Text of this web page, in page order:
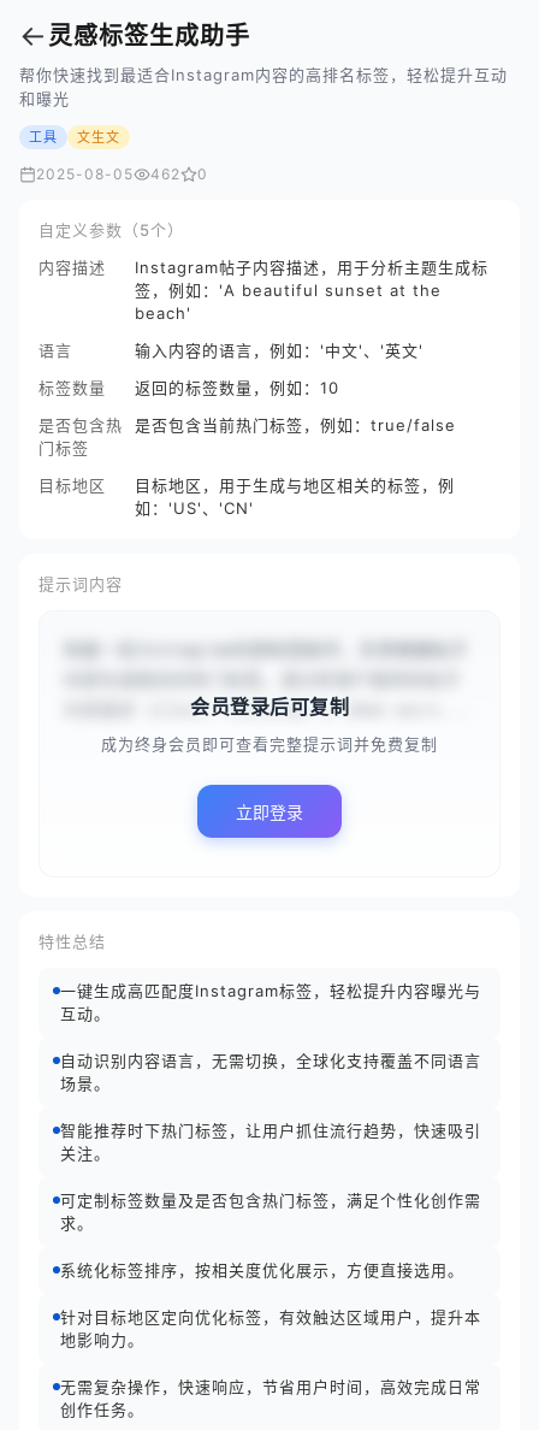
←灵感标签生成助手
帮你快速找到最适合Instagram内容的高排名标签，轻松提升互动
和曝光
工具 文生文
2025-08-05 462 0
自定义参数（5个）
内容描述
Instagram帖子内容描述，用于分析主题生成标
签，例如：'A beautiful sunset at the
beach'
语言
输入内容的语言，例如：'中文'、'英文'
标签数量
返回的标签数量，例如：10
是否包含热
门标签
是否包含当前热门标签，例如：true/false
目标地区
目标地区，用于生成与地区相关的标签，例
如：'US'、'CN'
提示词内容
内容描述 {{Just finished a 10km morn...
会员登录后可复制
成为终身会员即可查看完整提示词并免费复制
立即登录
特性总结
一键生成高匹配度Instagram标签，轻松提升内容曝光与
互动。
自动识别内容语言，无需切换，全球化支持覆盖不同语言
场景。
智能推荐时下热门标签，让用户抓住流行趋势，快速吸引
关注。
可定制标签数量及是否包含热门标签，满足个性化创作需
求。
系统化标签排序，按相关度优化展示，方便直接选用。
针对目标地区定向优化标签，有效触达区域用户，提升本
地影响力。
无需复杂操作，快速响应，节省用户时间，高效完成日常
创作任务。